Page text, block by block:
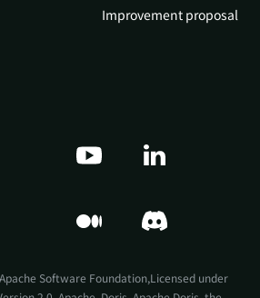
Improvement proposal
Software Foundation,Licensed under